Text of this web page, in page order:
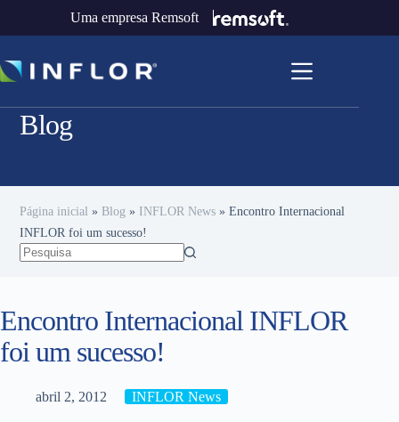
Uma empresa Remsoft
Blog
Página inicial » Blog » INFLOR News »Encontro Internacional
INFLOR foi um sucesso!
Encontro Internacional INFLOR
foi um sucesso!
abril 2, 2012 INFLOR News